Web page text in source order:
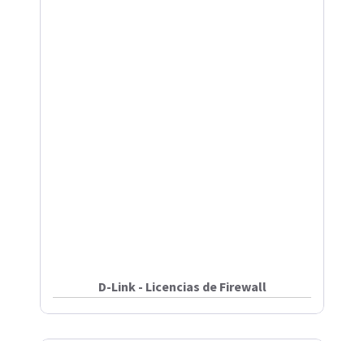
D-Link - Licencias de Firewall